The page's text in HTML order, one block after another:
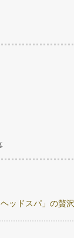
ッドスパ」の贅沢